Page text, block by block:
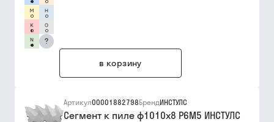
?
в корзину
Артикул00001882798БрендИНСТУЛС
Сегмент к пиле ф1010х8 Р6М5 ИНСТУЛС